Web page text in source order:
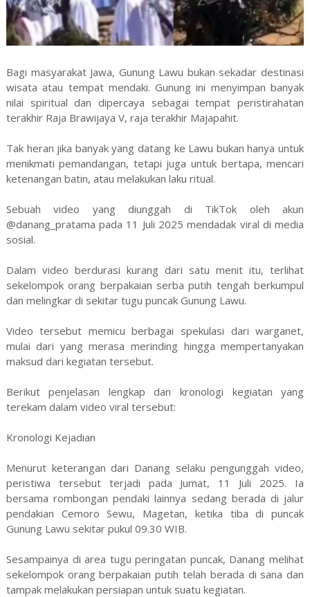
Bagi masyarakat Jawa, Gunung Lawu bukan sekadar destinasi
wisata atau tempat mendaki. Gunung ini menyimpan banyak
nilai spiritual dan dipercaya sebagai tempat peristirahatan
terakhir Raja Brawijaya V, raja terakhir Majapahit.
Tak heran jika banyak yang datang ke Lawu bukan hanya untuk
menikmati pemandangan, tetapi juga untuk bertapa, mencari
ketenangan batin, atau melakukan laku ritual.
Sebuah video yang diunggah di TikTok oleh akun
@danang_pratama pada 11 Juli 2025 mendadak viral di media
sosial.
Dalam video berdurasi kurang dari satu menit itu, terlihat
sekelompok orang berpakaian serba putih tengah berkumpul
dan melingkar di sekitar tugu puncak Gunung Lawu.
Video tersebut memicu berbagai spekulasi dari warganet,
mulai dari yang merasa merinding hingga mempertanyakan
maksud dari kegiatan tersebut.
Berikut penjelasan lengkap dan kronologi kegiatan yang
terekam dalam video viral tersebut:
Kronologi Kejadian
Menurut keterangan dari Danang selaku pengunggah video,
peristiwa tersebut terjadi pada Jumat, 11 Juli 2025. Ia
bersama rombongan pendaki lainnya sedang berada di jalur
pendakian Cemoro Sewu, Magetan, ketika tiba di puncak
Gunung Lawu sekitar pukul 09.30 WIB.
Sesampainya di area tugu peringatan puncak, Danang melihat
sekelompok orang berpakaian putih telah berada di sana dan
tampak melakukan persiapan untuk suatu kegiatan.